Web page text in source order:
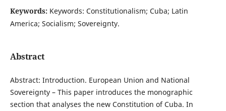
Keywords: Keywords: Constitutionalism; Cuba; Latin
America; Socialism; Sovereignty.
Abstract
Abstract: Introduction. European Union and National
Sovereignty – This paper introduces the monographic
section that analyses the new Constitution of Cuba. In